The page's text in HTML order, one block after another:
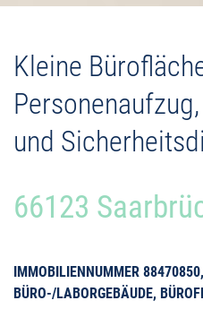
Kleine
und
66123
IMMOBILIENNUMMER
BÜRO-/LABORGEBÄUDE,